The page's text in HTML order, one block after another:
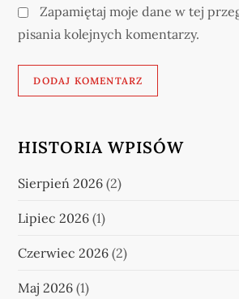
Zapamiętaj moje dane w tej
pisania kolejnych komentarzy.
HISTORIA WPISÓW
Sierpień 2026 (2)
Lipiec 2026 (1)
Czerwiec 2026 (2)
Maj 2026 (1)